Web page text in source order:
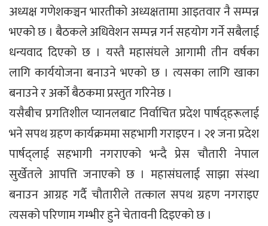
अध्यक्ष गणेशकञ्चन भारतीको अध्यक्षतामा आइतवार नै सम्पन्न
भएको छ । बैठकले अधिवेशन सम्पन्न गर्न सहयोग गर्ने सबैलाई
धन्यवाद दिएको छ । यस्तै महासंघले आगामी तीन वर्षका
लागि कार्ययोजना बनाउने भएको छ । त्यसका लागि खाका
बनाउने र अर्को बैठकमा प्रस्तुत गरिनेछ ।
यसैबीच प्रगतिशील प्यानलबाट निर्वाचित प्रदेश पार्षद्हरूलाई
भने सपथ ग्रहण कार्यक्रममा सहभागी गराइएन । २१ जना प्रदेश
पार्षद्लाई सहभागी नगराएको भन्दै प्रेस चौतारी नेपाल
सुर्खेतले आपत्ति जनाएको छ । महासंघलाई साझा संस्था
बनाउन आग्रह गर्दै चौतारीले तत्काल सपथ ग्रहण नगराइए
त्यसको परिणाम गम्भीर हुने चेतावनी दिइएको छ ।